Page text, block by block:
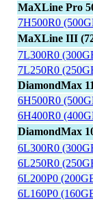
MaXLine Pro
7H500R0
MaXLine III
7L300R0
7L250R0
DiamondMax
6H500R0
6H400R0
DiamondMax
6L300R0
6L250R0
6L200P0
6L160P0